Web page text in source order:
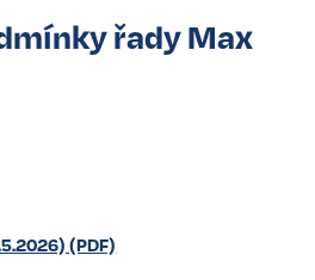
řady Max
(PDF)